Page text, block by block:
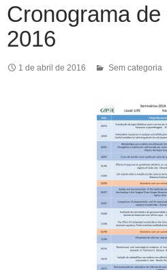
Cronograma
2016
1 de abril de 2016 Sem categoria